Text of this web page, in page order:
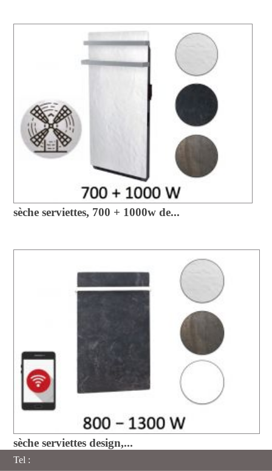
sèche serviettes, 700 + 1000w de...
sèche serviettes design,...
Tel :